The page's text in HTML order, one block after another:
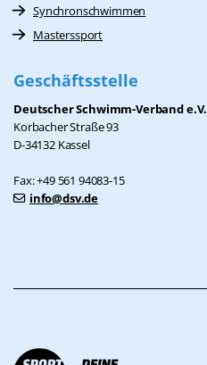
Synchronschwimmen
Masterssport
Geschäftsstelle
Deutscher Schwimm-Verband e.V.
Korbacher Straße 93
D-34132 Kassel
Fax: +49 561 94083-15
info@dsv.de